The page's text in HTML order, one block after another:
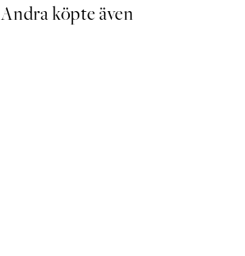
Andra köpte även